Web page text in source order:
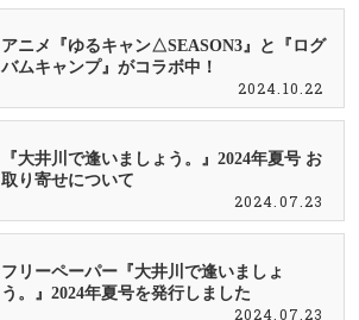
アニメ『ゆるキャン△SEASON3』と『ログ
バムキャンプ』がコラボ中！
2024.10.22
『大井川で逢いましょう。』2024年夏号 お
取り寄せについて
2024.07.23
フリーペーパー『大井川で逢いましょ
う。』2024年夏号を発行しました
2024.07.23